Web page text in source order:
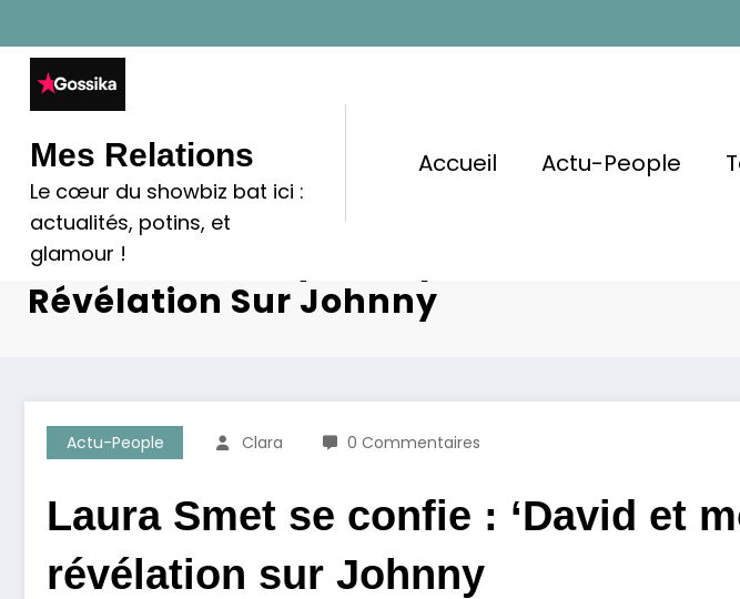
au
contenu
Mes Relations
Le cœur du showbiz bat ici :
actualités, potins, et
glamour !
Accueil Actu-People
Laura Smet Se Confie : ‘David Et Moi
Étions Estomaqués’ Après Cette
Révélation Sur Johnny
Actu-People Clara 0 Commentaires
Laura Smet se confie : ‘David et
révélation sur Johnny